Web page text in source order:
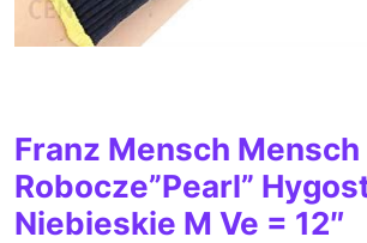
Franz Mensch
Robocze”Pearl”
Niebieskie M Ve = 12″